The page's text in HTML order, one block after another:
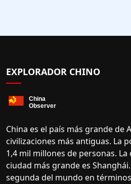
EXPLORADOR CHINO
China es el país más grande de
civilizaciones más antiguas. La
1,4 mil millones de personas. La
ciudad más grande es
segunda del mundo en términos